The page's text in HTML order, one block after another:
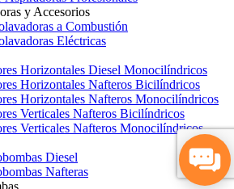
y Accesorios
a Combustión
Eléctricas
Horizontales Diesel Monocilíndricos
Horizontales Nafteros Bicilíndricos
Horizontales Nafteros Monocilíndricos
Verticales Nafteros Bicilíndricos
Verticales Nafteros Monocilíndricos
Diesel
Nafteras